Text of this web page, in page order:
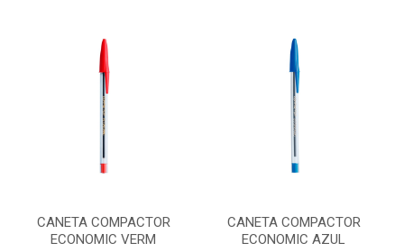
CANETA COMPACTOR
ECONOMIC VERM
CANETA COMPACTOR
ECONOMIC AZUL